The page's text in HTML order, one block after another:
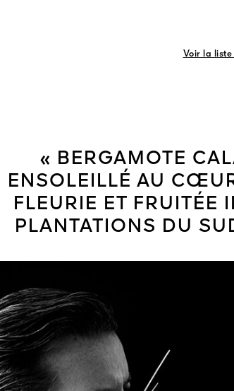
Voir la
« BERGAMOTE
ENSOLEILLÉ AU
FLEURIE ET FRUITÉE
PLANTATIONS DU